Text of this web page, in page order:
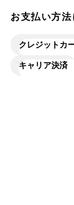
お支払い方法
クレジットカ
キャリア決済